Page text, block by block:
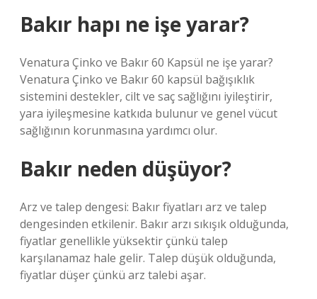
Bakır hapı ne işe yarar?
Venatura Çinko ve Bakır 60 Kapsül ne işe yarar?
Venatura Çinko ve Bakır 60 kapsül bağışıklık
sistemini destekler, cilt ve saç sağlığını iyileştirir,
yara iyileşmesine katkıda bulunur ve genel vücut
sağlığının korunmasına yardımcı olur.
Bakır neden düşüyor?
Arz ve talep dengesi: Bakır fiyatları arz ve talep
dengesinden etkilenir. Bakır arzı sıkışık olduğunda,
fiyatlar genellikle yüksektir çünkü talep
karşılanamaz hale gelir. Talep düşük olduğunda,
fiyatlar düşer çünkü arz talebi aşar.